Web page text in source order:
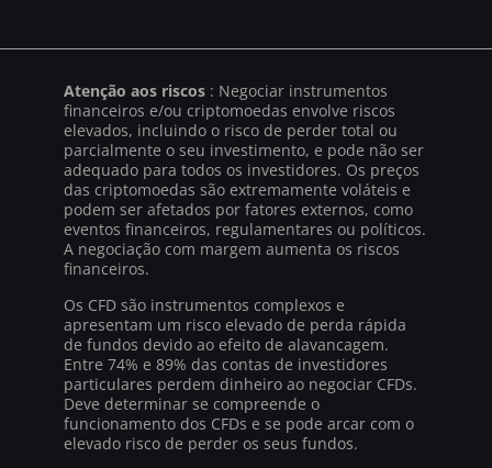
Atenção aos riscos : Negociar instrumentos
financeiros e/ou criptomoedas envolve riscos
elevados, incluindo o risco de perder total ou
parcialmente o seu investimento, e pode não ser
adequado para todos os investidores. Os preços
das criptomoedas são extremamente voláteis e
podem ser afetados por fatores externos, como
eventos financeiros, regulamentares ou políticos.
A negociação com margem aumenta os riscos
financeiros.
Os CFD são instrumentos complexos e
apresentam um risco elevado de perda rápida
de fundos devido ao efeito de alavancagem.
Entre 74% e 89% das contas de investidores
particulares perdem dinheiro ao negociar CFDs.
Deve determinar se compreende o
funcionamento dos CFDs e se pode arcar com o
elevado risco de perder os seus fundos.